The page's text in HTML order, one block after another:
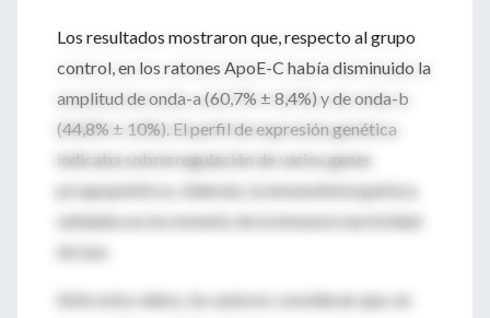
Los resultados mostraron que, respecto al grupo
control, en los ratones ApoE-C había disminuido la
amplitud de onda-a (60,7% ± 8,4%) y de onda-b
(44,8% ± 10%). El perfil de expresión genética
indicaba sobrerregulación de varios genes
proapoptóticos. Además, la inmunohistoquímica
señalaba un incremento de la inmunorreactividad
de bax.
Ante estos datos, los autores consideran que, en